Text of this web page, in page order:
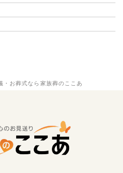
お葬式なら家族葬のここあ